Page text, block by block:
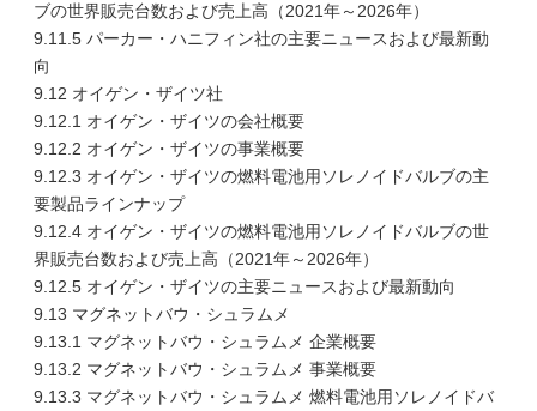
ブの世界販売台数および売上高（2021年～2026年）
9.11.5 パーカー・ハニフィン社の主要ニュースおよび最新動
向
9.12 オイゲン・ザイツ社
9.12.1 オイゲン・ザイツの会社概要
9.12.2 オイゲン・ザイツの事業概要
9.12.3 オイゲン・ザイツの燃料電池用ソレノイドバルブの主
要製品ラインナップ
9.12.4 オイゲン・ザイツの燃料電池用ソレノイドバルブの世
界販売台数および売上高（2021年～2026年）
9.12.5 オイゲン・ザイツの主要ニュースおよび最新動向
9.13 マグネットバウ・シュラムメ
9.13.1 マグネットバウ・シュラムメ 企業概要
9.13.2 マグネットバウ・シュラムメ 事業概要
9.13.3 マグネットバウ・シュラムメ 燃料電池用ソレノイドバ